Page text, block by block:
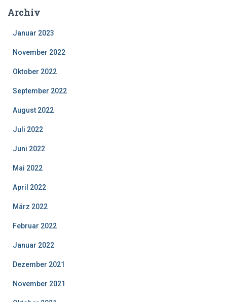
Archiv
Januar 2023
November 2022
Oktober 2022
September 2022
August 2022
Juli 2022
Juni 2022
Mai 2022
April 2022
März 2022
Februar 2022
Januar 2022
Dezember 2021
November 2021